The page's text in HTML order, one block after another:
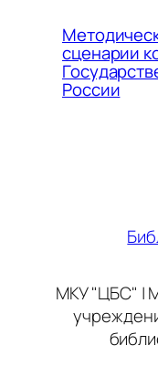
сценарии
России
МКУ "ЦБС" |